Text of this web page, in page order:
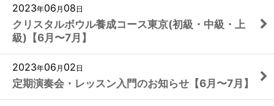
2023年06 月 08 日
クリスタルボウル養成コース東京(初級・中級・上
級)【6月〜7月】
2023年06 月 02 日
定期演奏会・レッスン入門のお知らせ【6月〜7月】